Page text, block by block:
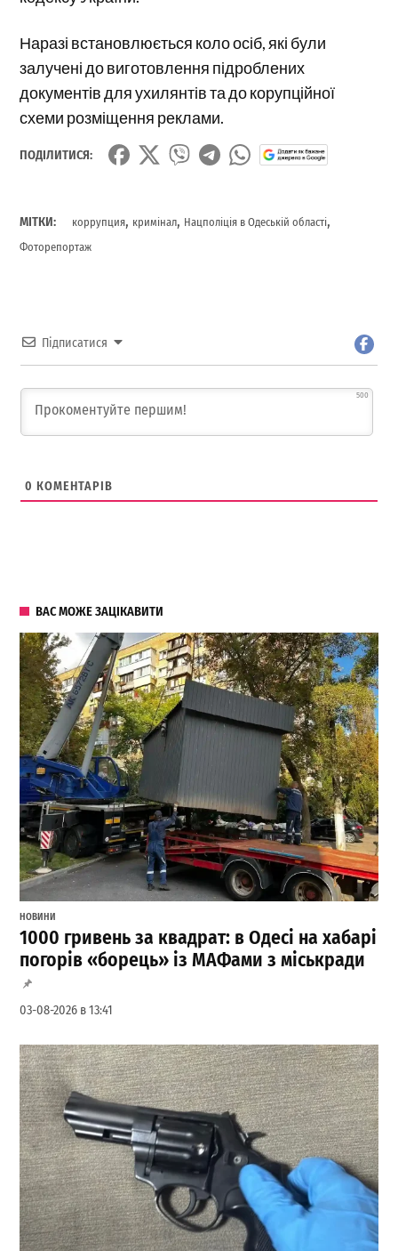
Наразі встановлюється коло осіб, які були
залучені до виготовлення підроблених
документів для ухилянтів та до корупційної
схеми розміщення реклами.
ПОДІЛИТИСЯ:
МІТКИ: коррупция, кримінал, Нацполіція в Одеській області,
Фоторепортаж
Підписатися
500
0 КОМЕНТАРІВ
ВАС МОЖЕ ЗАЦІКАВИТИ
НОВИНИ
1000 гривень за квадрат: в Одесі на хабарі
погорів «борець» із МАФами з міськради
03-08-2026 в 13:41